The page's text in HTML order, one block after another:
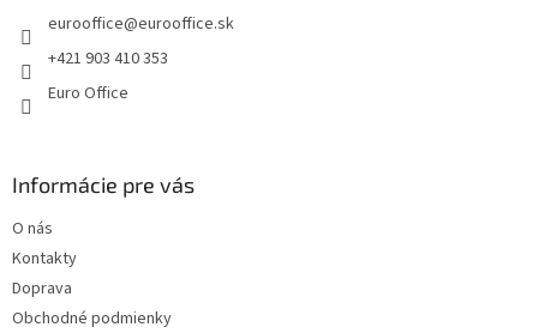
eurooffice@eurooffice.sk
+421 903 410 353
Euro Office
Informácie pre vás
O nás
Kontakty
Doprava
Obchodné podmienky